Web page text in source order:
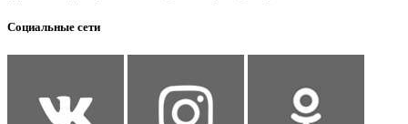
Социальные сети